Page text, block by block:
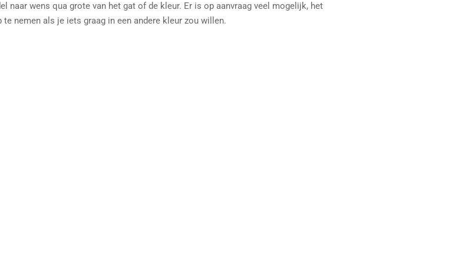
naar wens qua grote van het gat of de kleur. Er is op aanvraag veel mogelijk, het
nemen als je iets graag in een andere kleur zou willen.